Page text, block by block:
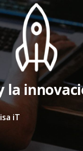
la
iT